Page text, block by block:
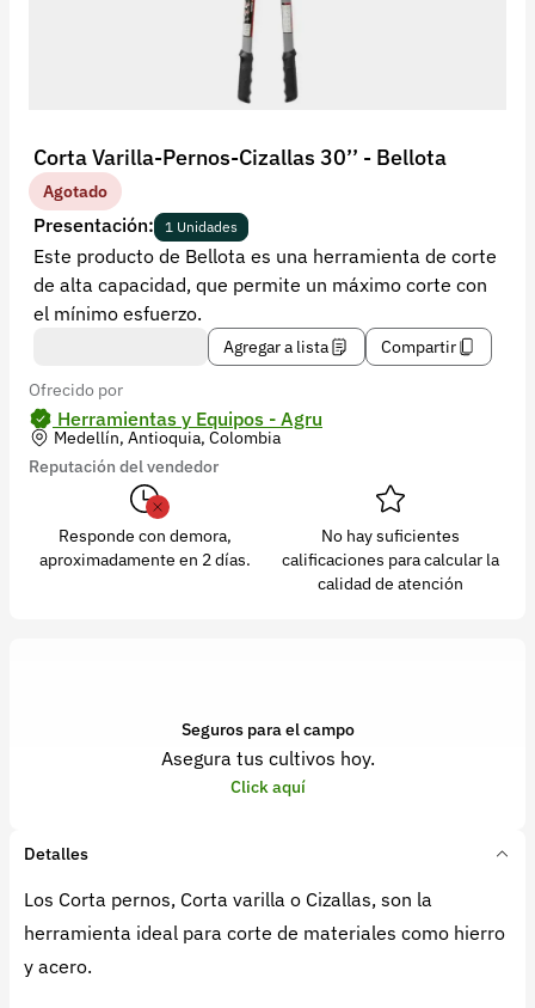
Corta Varilla-Pernos-Cizallas 30’’ - Bellota
Agotado
Presentación: 1 Unidades
Este producto de Bellota es una herramienta de corte
de alta capacidad, que permite un máximo corte con
el mínimo esfuerzo.
Agregar a lista
Compartir
Ofrecido por
Herramientas y Equipos - Agru
Medellín, Antioquia, Colombia
Reputación del vendedor
Responde con demora,
aproximadamente en 2 días.
No hay suficientes
calificaciones para calcular la
calidad de atención
Seguros para el campo
Asegura tus cultivos hoy.
Click aquí
Detalles
Los Corta pernos, Corta varilla o Cizallas, son la
herramienta ideal para corte de materiales como hierro
y acero.
contacto@croper.com
© 2026 Croper.com Todos los derechos reservados
Versión 5.45.0
Síguenos